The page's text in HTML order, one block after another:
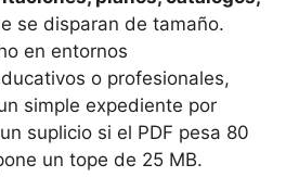
se disparan de tamaño.
en entornos
o profesionales,
simple expediente por
suplicio si el PDF pesa 80
un tope de 25 MB.